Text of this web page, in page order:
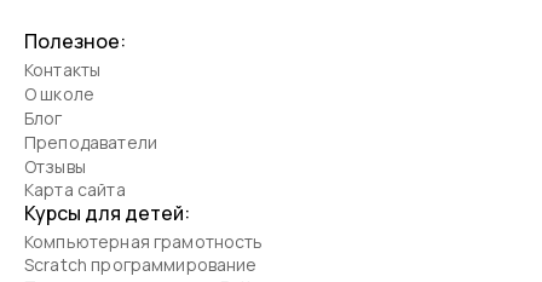
Полезное:
Контакты
О школе
Блог
Преподаватели
Отзывы
Карта сайта
Курсы для детей: